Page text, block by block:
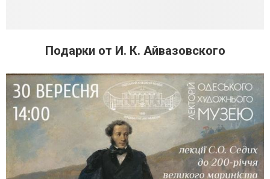
Подарки от И. К. Айвазовского